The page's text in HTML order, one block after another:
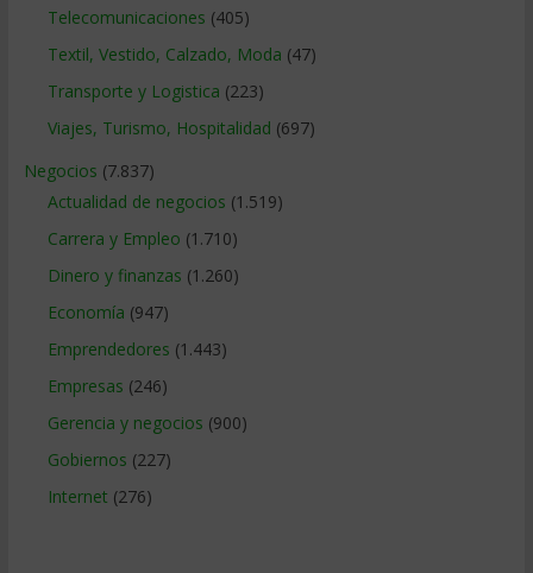
Telecomunicaciones (405)
Textil, Vestido, Calzado, Moda (47)
Transporte y Logistica (223)
Viajes, Turismo, Hospitalidad (697)
Negocios (7.837)
Actualidad de negocios (1.519)
Carrera y Empleo (1.710)
Dinero y finanzas (1.260)
Economía (947)
Emprendedores (1.443)
Empresas (246)
Gerencia y negocios (900)
Gobiernos (227)
Internet (276)